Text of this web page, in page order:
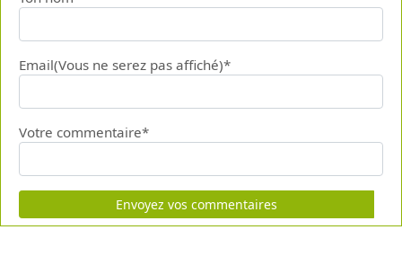
Email(Vous ne serez pas affiché)*
Votre commentaire*
Envoyez vos commentaires